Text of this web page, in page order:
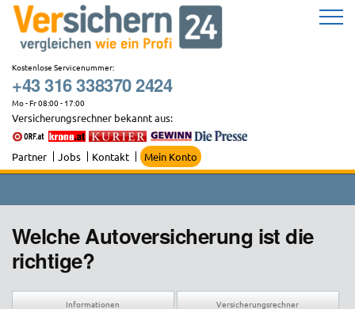
Zum
Inhalt
springen
Kostenlose Servicenummer:
+43 316 338370 2424
Mo - Fr 08:00 - 17:00
Versicherungsrechner bekannt aus:
Partner Jobs Kontakt Mein Konto
Welche Autoversicherung ist die
richtige?
Informationen Versicherungsrechner